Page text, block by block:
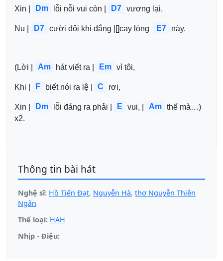
Xin | Dm lỗi nỗi vui còn | D7 vương lại,
Nụ | D7 cười đôi khi đắng |[]cay lòng E7 này.
(Lời | Am hát viết ra | Em vì tôi,
Khi | F biết nói ra lệ | C rơi,
Xin | Dm lỗi đáng ra phải | E vui, | Am thế mà…﻿)
x2.
Thông tin bài hát
Nghệ sĩ: Hồ Tiến Đạt, Nguyễn Hà, thơ Nguyễn Thiên
Ngân
Thể loại: HAH
Nhịp - Điệu: